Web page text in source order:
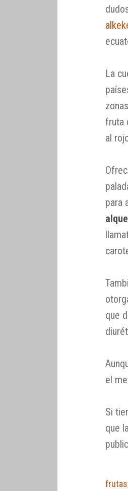
La
fruta
al
para
que
el
Si
que
frutas